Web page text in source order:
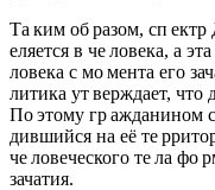
Та ким об разом, сп
еляется в че ловека, а
ловека с мо мента его
литика ут верждает, что
По этому гр ажданином
дившийся на её те
че ловеческого те ла фо
зачатия.